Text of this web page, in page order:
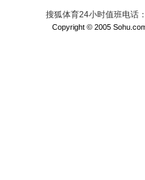
搜狐体育24小时值班电话
Copyright © 2005